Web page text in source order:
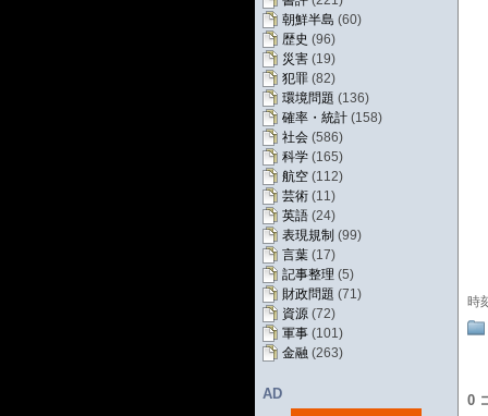
朝鮮半島 (60)
歴史 (96)
災害 (19)
犯罪 (82)
環境問題 (136)
確率・統計 (158)
社会 (586)
科学 (165)
航空 (112)
芸術 (11)
英語 (24)
表現規制 (99)
言葉 (17)
記事整理 (5)
財政問題 (71)
資源 (72)
軍事 (101)
金融 (263)
AD
時
0